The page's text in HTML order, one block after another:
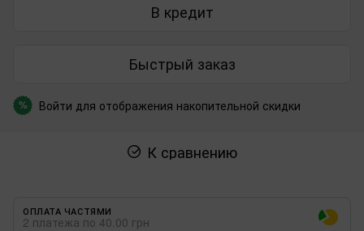
В кредит
Быстрый заказ
% Войти для отображения накопительной скидки
К сравнению
ОПЛАТА ЧАСТЯМИ
2 платежа по 40.00 грн